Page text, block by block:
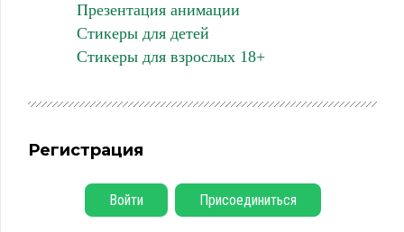
Презентация анимации
Стикеры для детей
Стикеры для взрослых 18+
Регистрация
Войти Присоединиться